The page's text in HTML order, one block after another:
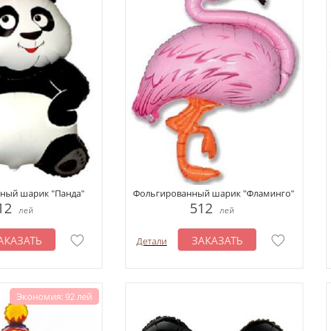
шарик "Панда"
лей
Фольгированный шарик "Фламинго"
512 лей
Детали ЗАКАЗАТЬ
Экономия: 92 лей